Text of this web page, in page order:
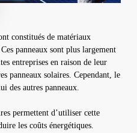
constitués de matériaux
panneaux sont plus largement
entreprises en raison de leur
panneaux solaires. Cependant, le
des autres panneaux.
permettent d’utiliser cette
les coûts énergétiques.